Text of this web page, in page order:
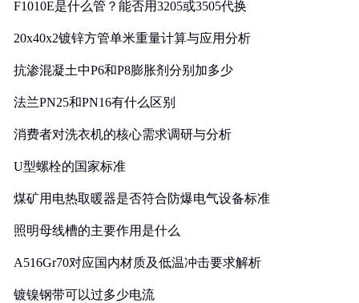
F1010E是什么管？能否用3205或3505代换
20x40x2镀锌方管单米重量计算与应用分析
抗渗混凝土中P6和P8膨胀剂分别加多少
法兰PN25和PN16有什么区别
消费者对洗衣机的核心需求调研与分析
U型螺栓的国家标准
煤矿用电热取暖器是否符合防爆电气设备标准
照明母线槽的主要作用是什么
A516Gr70对应国内材质及低温冲击要求解析
镀镍钢带可以过多少电流